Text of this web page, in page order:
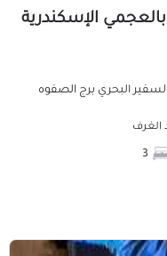
البحري برج الصفوه
الغرف